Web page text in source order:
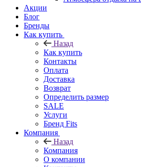
Акции
Блог
Бренды
Как купить
Назад
Как купить
Контакты
Оплата
Доставка
Возврат
Определить размер
SALE
Услуги
Бренд Fits
Компания
Назад
Компания
О компании